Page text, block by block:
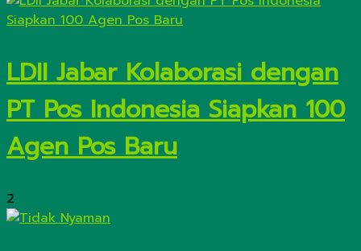
LDII Jabar Kolaborasi dengan
PT Pos Indonesia Siapkan 100
Agen Pos Baru
2